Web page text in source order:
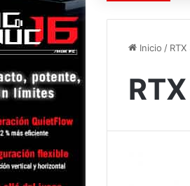
Inicio /